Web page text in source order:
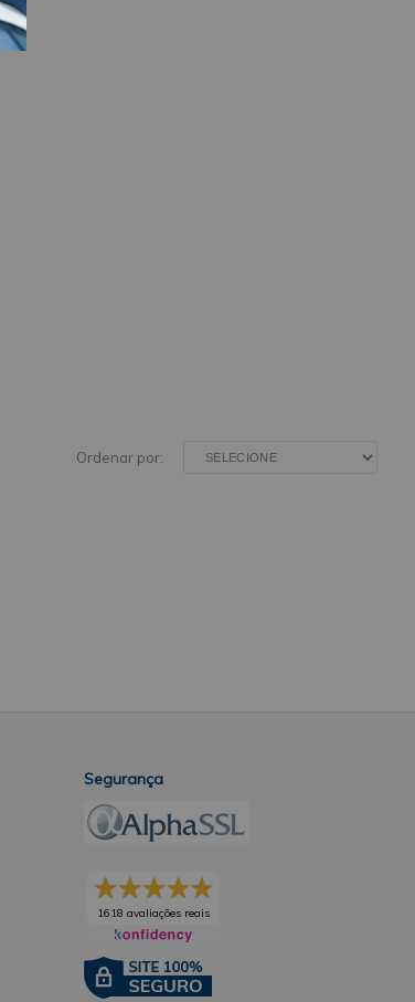
Ordenar por:
Segurança
1618 avaliações reais